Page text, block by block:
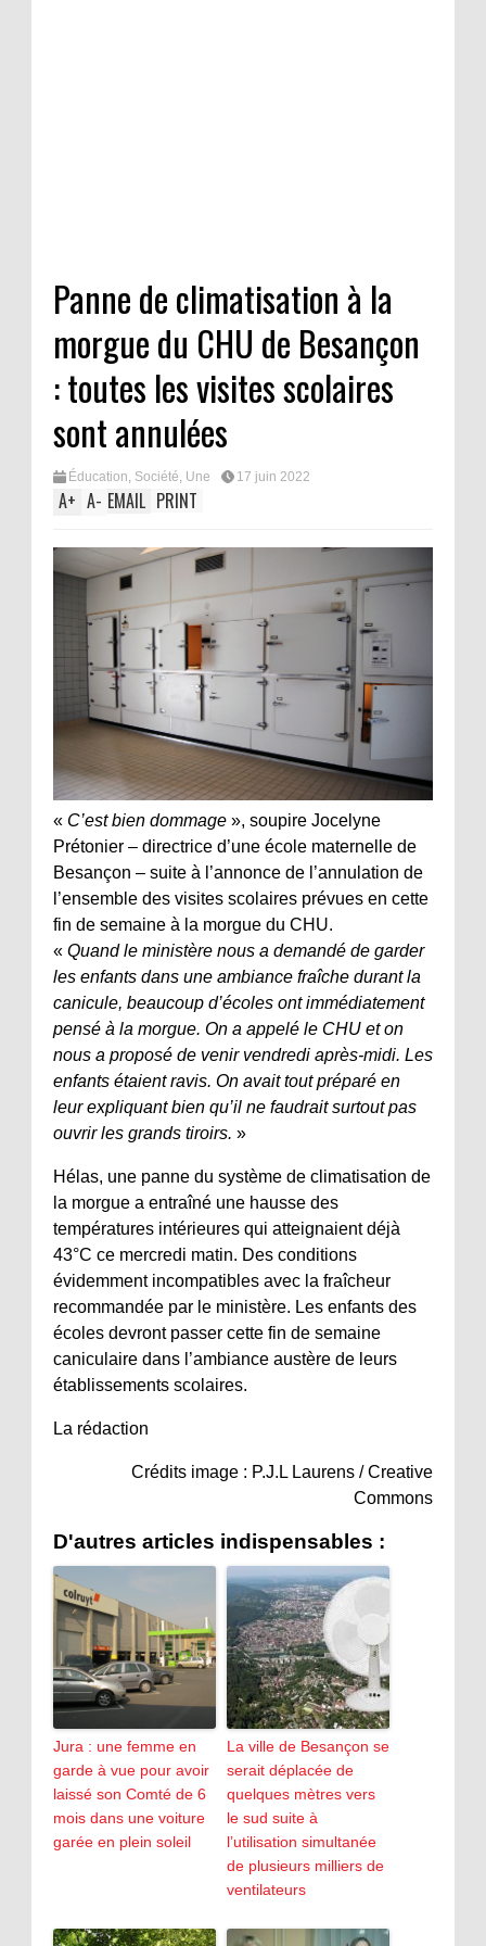
Panne de climatisation à la
morgue du CHU de Besançon
: toutes les visites scolaires
sont annulées
Éducation, Société, Une 17 juin 2022
A+ A- EMAIL PRINT
« C’est bien dommage », soupire Jocelyne
Prétonier – directrice d’une école maternelle de
Besançon – suite à l’annonce de l’annulation de
l’ensemble des visites scolaires prévues en cette
fin de semaine à la morgue du CHU.
« Quand le ministère nous a demandé de garder
les enfants dans une ambiance fraîche durant la
canicule, beaucoup d’écoles ont immédiatement
pensé à la morgue. On a appelé le CHU et on
nous a proposé de venir vendredi après-midi. Les
enfants étaient ravis. On avait tout préparé en
leur expliquant bien qu’il ne faudrait surtout pas
ouvrir les grands tiroirs. »
Hélas, une panne du système de climatisation de
la morgue a entraîné une hausse des
températures intérieures qui atteignaient déjà
43°C ce mercredi matin. Des conditions
évidemment incompatibles avec la fraîcheur
recommandée par le ministère. Les enfants des
écoles devront passer cette fin de semaine
caniculaire dans l’ambiance austère de leurs
établissements scolaires.
La rédaction
Crédits image : P.J.L Laurens / Creative
Commons
D'autres articles indispensables :
Jura : une femme en
garde à vue pour avoir
laissé son Comté de 6
mois dans une voiture
garée en plein soleil
La ville de Besançon se
serait déplacée de
quelques mètres vers
le sud suite à
l’utilisation simultanée
de plusieurs milliers de
ventilateurs